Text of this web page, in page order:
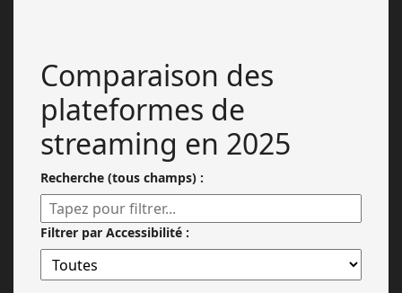
Comparaison des
plateformes de
streaming en 2025
Recherche (tous champs) :
Filtrer par Accessibilité :